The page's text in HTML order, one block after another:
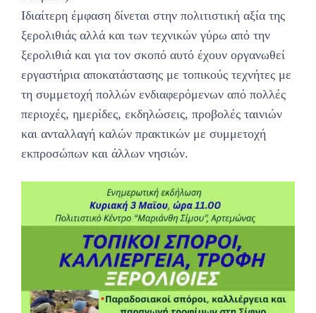
Ιδιαίτερη έμφαση δίνεται στην πολιτιστική αξία της
ξερολιθιάς αλλά και των τεχνικών γύρω από την
ξερολιθιά και για τον σκοπό αυτό έχουν οργανωθεί
εργαστήρια αποκατάστασης με τοπικούς τεχνήτες με
τη συμμετοχή πολλών ενδιαφερόμενων από πολλές
περιοχές, ημερίδες, εκδηλώσεις, προβολές ταινιών
και ανταλλαγή καλών πρακτικών με συμμετοχή
εκπροσώπων και άλλων νησιών.